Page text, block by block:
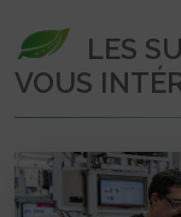
LES
VOUS